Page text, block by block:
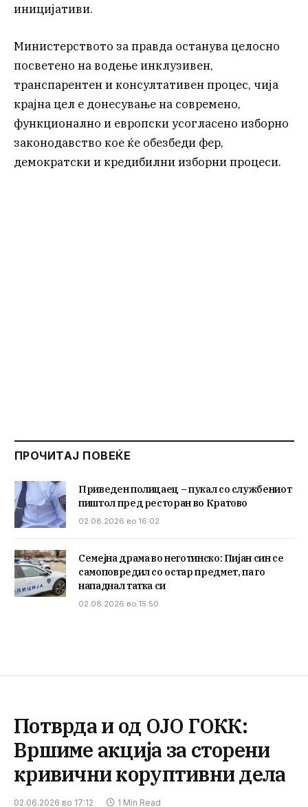
иницијативи.
Министерството за правда останува целосно
посветено на водење инклузивен,
транспарентен и консултативен процес, чија
крајна цел е донесување на современо,
функционално и европски усогласено изборно
законодавство кое ќе обезбеди фер,
демократски и кредибилни изборни процеси.
ПРОЧИТАЈ ПОВЕЌЕ
Приведен полицаец – пукал со службениот
пиштол пред ресторан во Кратово
02.08.2026 во 16:02
Семејна драма во неготинско: Пијан син се
самоповредил со остар предмет, па го
нападнал татка си
02.08.2026 во 15:50
Потврда и од ОЈО ГОКК:
Вршиме акција за сторени
кривични коруптивни дела
02.06.2026 во 17:12 1 Min Read